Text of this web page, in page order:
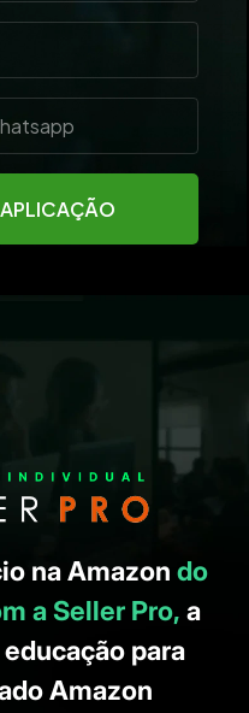
na Amazon do
a Seller Pro, a
para
Amazon